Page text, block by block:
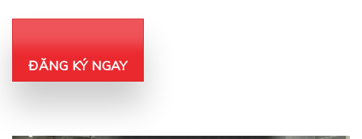
ĐĂNG KÝ NGAY